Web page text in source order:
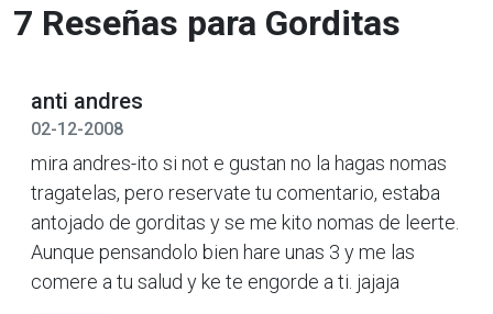
7 Reseñas para Gorditas
anti andres
02-12-2008
mira andres-ito si not e gustan no la hagas nomas
tragatelas, pero reservate tu comentario, estaba
antojado de gorditas y se me kito nomas de leerte.
Aunque pensandolo bien hare unas 3 y me las
comere a tu salud y ke te engorde a ti. jajaja